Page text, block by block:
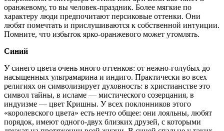
оранжевому, то вы человек-праздник. Более мягкие по
характеру люди предпочитают персиковые оттенки. Они
любят помечтать и прислушиваются к собственной интуиции.
Помните, что избыток ярко-оранжевого может утомлять.
Синий
У синего цвета очень много оттенков: от нежно-голубых до
насыщенных ультрамарина и индиго. Практически во всех
религиях он символизирует духовность: в христианстве это
символ тайны, в исламе — мистического созерцания, в
индуизме — цвет Кришны. У всех поклонников этого
«королевского цвета» есть нечто общее: они лояльны, любят
порядок, имеют одного-двух близких друзей, с которыми